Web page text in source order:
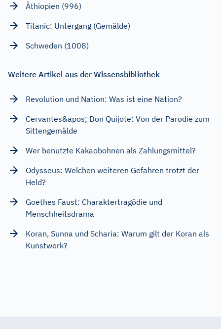
Äthiopien (996)
Titanic: Untergang (Gemälde)
Schweden (1008)
Weitere Artikel aus der Wissensbibliothek
Revolution und Nation: Was ist eine Nation?
Cervantes&apos; Don Quijote: Von der Parodie zum
Sittengemälde
Wer benutzte Kakaobohnen als Zahlungsmittel?
Odysseus: Welchen weiteren Gefahren trotzt der
Held?
Goethes Faust: Charaktertragödie und
Menschheitsdrama
Koran, Sunna und Scharia: Warum gilt der Koran als
Kunstwerk?